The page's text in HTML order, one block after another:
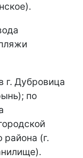
г. Дубровица
по
района (г.